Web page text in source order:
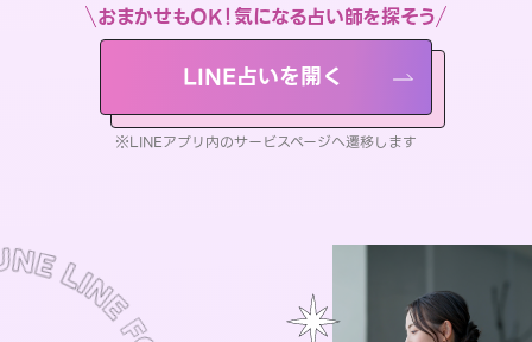
おまかせもOK！気になる占い師を探そう
LINE占いを開く
※LINEアプリ内のサービスページへ遷移します